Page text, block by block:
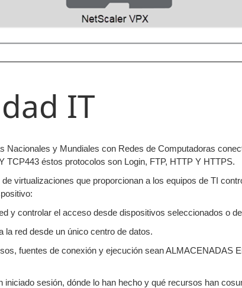
IT
y Mundiales con Redes de Computadoras
TCP443 éstos protocolos son Login, FTP, HTTP Y HTTPS.
virtualizaciones que proporcionan a los equipos de TI
y controlar el acceso desde dispositivos seleccionados o
la red desde un único centro de datos.
fuentes de conexión y ejecución sean ALMACENADAS
iniciado sesión, dónde lo han hecho y qué recursos han